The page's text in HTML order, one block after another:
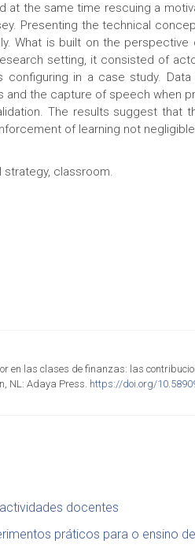
at the same time rescuing a
Presenting the technical
What is built on the
setting, it consisted of
configuring in a case study.
the capture of speech when
The results suggest that
of learning not negligible
strategy, classroom.
en las clases de finanzas: las
NL: Adaya Press. https://doi.org/
docentes
práticos para o ensino